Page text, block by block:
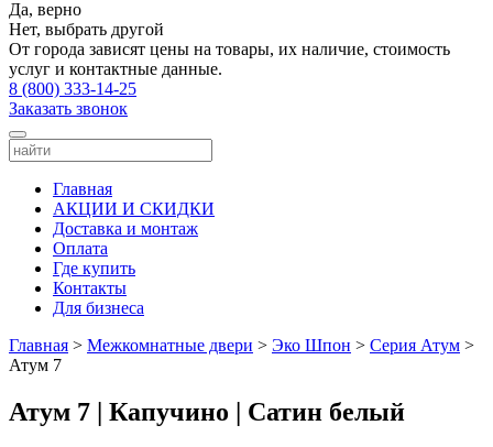
Да, верно
Нет, выбрать другой
От города зависят цены на товары, их наличие, стоимость
услуг и контактные данные.
8 (800) 333-14-25
Заказать звонок
Главная
АКЦИИ И СКИДКИ
Доставка и монтаж
Оплата
Где купить
Контакты
Для бизнеса
Главная > Межкомнатные двери > Эко Шпон > Серия Атум >
Атум 7
Атум 7 | Капучино | Сатин белый